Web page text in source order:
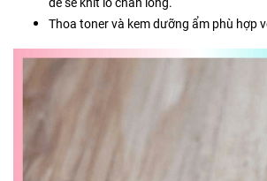
Thoa toner và kem dưỡng ẩm phù hợp